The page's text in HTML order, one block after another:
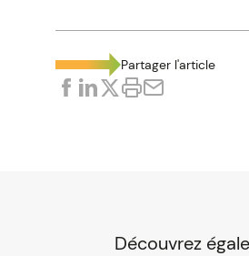
Partager l'article
Découvrez